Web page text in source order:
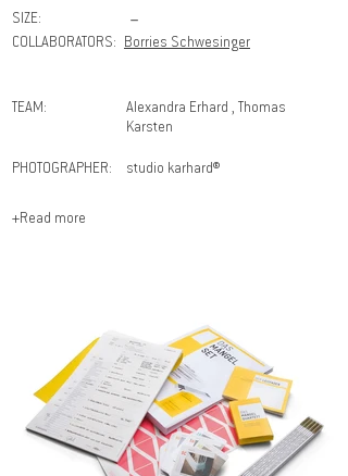
SIZE:
COLLABORATORS:
－
Borries Schwesinger
TEAM:
PHOTOGRAPHER:
Alexandra Erhard , Thomas
Karsten
studio karhard®
+Read more